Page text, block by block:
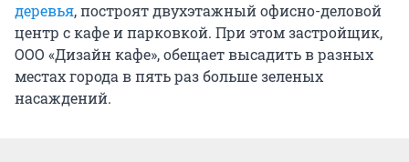
деревья, построят двухэтажный офисно-деловой
центр с кафе и парковкой. При этом застройщик,
ООО «Дизайн кафе», обещает высадить в разных
местах города в пять раз больше зеленых
насаждений.